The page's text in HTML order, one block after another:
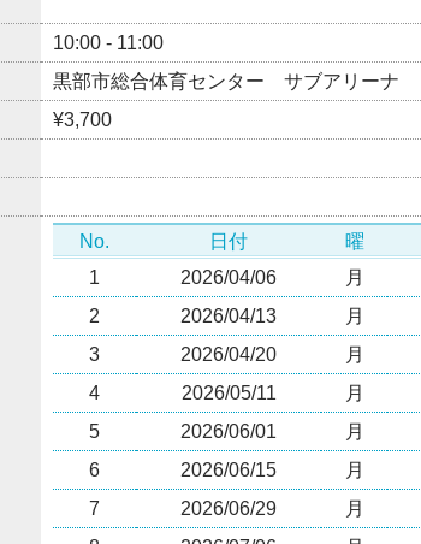
10:00 - 11:00
黒部市総合体育センター サブアリーナ
¥3,700
No. 日付 曜
1
2026/04/06 月
2
2026/04/13 月
3
2026/04/20 月
4
2026/05/11 月
5
2026/06/01 月
6
2026/06/15 月
7
2026/06/29 月